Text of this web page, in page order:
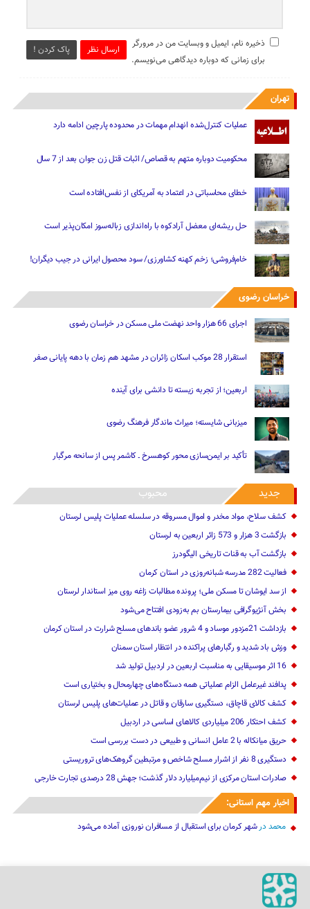
ارسال نظر پاک کردن !
ذخیره نام، ایمیل و وبسایت من در مرورگر
برای زمانی که دوباره دیدگاهی می‌نویسم.
تهران
عملیات کنترل‌شده انهدام مهمات در محدوده پارچین ادامه دارد
محکومیت دوباره متهم به قصاص/ اثبات قتل زن جوان بعد از 7 سال
خطای محاسباتی در اعتماد به آمریکای از نفس‌افتاده است
حل ریشه‌ای معضل آرادکوه با راه‌اندازی زباله‌سوز امکان‌پذیر است
خام‌فروشی؛ زخم کهنه کشاورزی/ سود محصول ایرانی در جیب دیگران!
خراسان رضوی
اجرای 66 هزار واحد نهضت ملی مسکن در خراسان رضوی
استقرار 28 موکب اسکان زائران در مشهد هم زمان با دهه پایانی صفر
اربعین؛ از تجربه زیسته تا دانشی برای آینده
میزبانی شایسته؛ میراث ماندگار فرهنگ رضوی
تأکید بر ایمن‌سازی محور کوهسرخ ـ کاشمر پس از سانحه مرگبار
جدید محبوب
کشف سلاح، مواد مخدر و اموال مسروقه در سلسله عملیات پلیس لرستان
بازگشت 3 هزار و 573 زائر اربعین به لرستان
بازگشت آب به قنات تاریخی الیگودرز
فعالیت 282 مدرسه شبانه‌روزی در استان کرمان
از سد ایوشان تا مسکن ملی؛ پرونده مطالبات زاغه روی میز استاندار لرستان
بخش آنژیوگرافی بیمارستان بم به‌زودی افتتاح می‌شود
بازداشت 21مزدور موساد و 4 شرور عضو باندهای مسلح شرارت در استان کرمان
وزش باد شدید و رگبارهای پراکنده در انتظار استان سمنان
16 اثر موسیقایی به مناسبت اربعین در اردبیل تولید شد
پدافند غیرعامل الزام عملیاتی همه دستگاه‌های چهارمحال و بختیاری است
کشف کالای قاچاق، دستگیری سارقان و قاتل در عملیات‌های پلیس لرستان
کشف احتکار 206 میلیاردی کالاهای اساسی در اردبیل
حریق میانکاله با 2 عامل انسانی و طبیعی در دست بررسی است
دستگیری 8 نفر از اشرار مسلح شاخص و مرتبطین گروهک‌های تروریستی
صادرات استان مرکزی از نیم‌میلیارد دلار گذشت؛ جهش 28 درصدی تجارت خارجی
اخبار مهم استانی:
محمد درشهر کرمان برای استقبال از مسافران نوروزی آماده می‌شود